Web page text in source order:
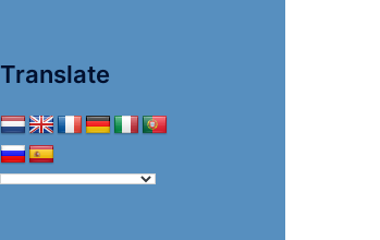
Translate